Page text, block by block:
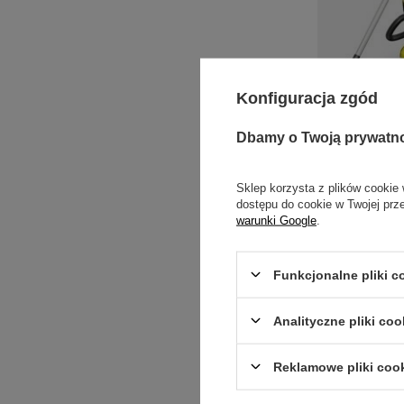
1
Inwestując
garażu,
mokrych
Do Twojej
zwykle
Konfiguracja zgód
Dbamy o Twoją
Sklep korzysta z plików cookie
dostępu do cookie w Twojej
warunki Google
Funkcjonalne pliki
Analityczne pliki
Reklamowe pliki